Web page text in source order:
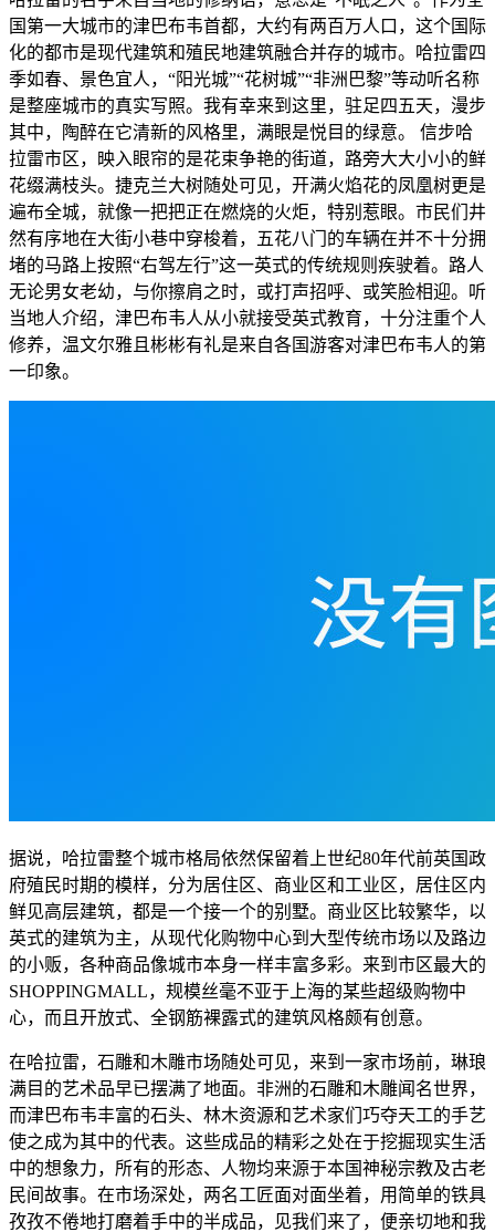
国第一大城市的津巴布韦首都，大约有两百万人口，这个国际
化的都市是现代建筑和殖民地建筑融合并存的城市。哈拉雷四
季如春、景色宜人，“阳光城”“花树城”“非洲巴黎”等动听名称
是整座城市的真实写照。我有幸来到这里，驻足四五天，漫步
其中，陶醉在它清新的风格里，满眼是悦目的绿意。 信步哈
拉雷市区，映入眼帘的是花束争艳的街道，路旁大大小小的鲜
花缀满枝头。捷克兰大树随处可见，开满火焰花的凤凰树更是
遍布全城，就像一把把正在燃烧的火炬，特别惹眼。市民们井
然有序地在大街小巷中穿梭着，五花八门的车辆在并不十分拥
堵的马路上按照“右驾左行”这一英式的传统规则疾驶着。路人
无论男女老幼，与你擦肩之时，或打声招呼、或笑脸相迎。听
当地人介绍，津巴布韦人从小就接受英式教育，十分注重个人
修养，温文尔雅且彬彬有礼是来自各国游客对津巴布韦人的第
一印象。
据说，哈拉雷整个城市格局依然保留着上世纪80年代前英国政
府殖民时期的模样，分为居住区、商业区和工业区，居住区内
鲜见高层建筑，都是一个接一个的别墅。商业区比较繁华，以
英式的建筑为主，从现代化购物中心到大型传统市场以及路边
的小贩，各种商品像城市本身一样丰富多彩。来到市区最大的
SHOPPINGMALL，规模丝毫不亚于上海的某些超级购物中
心，而且开放式、全钢筋裸露式的建筑风格颇有创意。
在哈拉雷，石雕和木雕市场随处可见，来到一家市场前，琳琅
满目的艺术品早已摆满了地面。非洲的石雕和木雕闻名世界，
而津巴布韦丰富的石头、林木资源和艺术家们巧夺天工的手艺
使之成为其中的代表。这些成品的精彩之处在于挖掘现实生活
中的想象力，所有的形态、人物均来源于本国神秘宗教及古老
民间故事。在市场深处，两名工匠面对面坐着，用简单的铁具
孜孜不倦地打磨着手中的半成品，见我们来了，便亲切地和我